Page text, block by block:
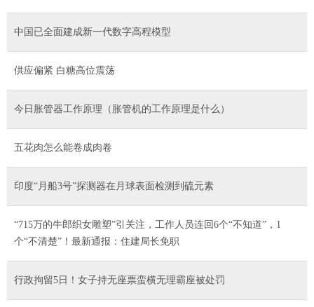
中国已全面建成新一代数字高程模型
供应偏紧 白糖高位震荡
今日胀管器工作原理（胀管机的工作原理是什么）
五花肉怎么能卷成肉卷
印度“月船3号”探测器在月球表面检测到硫元素
“715万的牛郎织女雕塑”引关注，工作人员连回6个“不知道”，1
个“不清楚”！最新通报：住建局长免职
行政拘留5日！女子持无座票蛮横无理霸座被处罚